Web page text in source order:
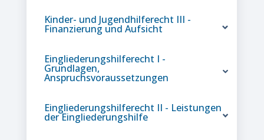
Kinder- und Jugendhilferecht III -
Finanzierung und Aufsicht
Eingliederungshilferecht I -
Grundlagen,
Anspruchsvoraussetzungen
Eingliederungshilferecht II - Leistungen
der Eingliederungshilfe